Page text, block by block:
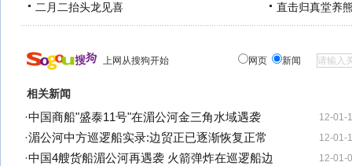
二月二抬头龙见喜 直击归真堂养
上网从搜狗开始 网页 新闻
相关新闻
12-01-
·中国商船"盛泰11号"在湄公河金三角水域遇袭
12-01-
·湄公河中方巡逻船实录:边贸正已逐渐恢复正常
12-01-
·中国4艘货船湄公河再遇袭 火箭弹炸在巡逻船边